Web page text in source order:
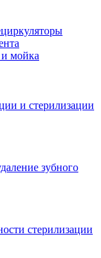
и мойка
и стерилизации
зубного
стерилизации